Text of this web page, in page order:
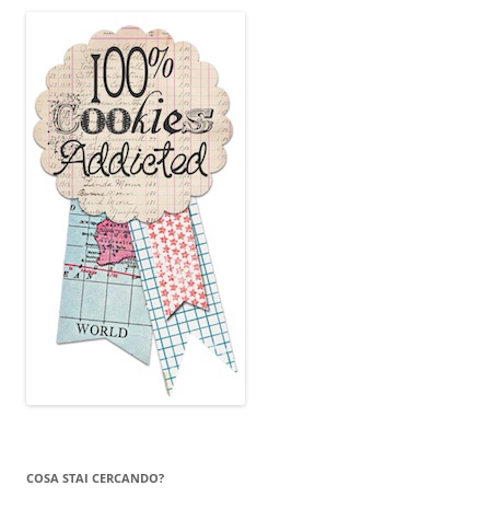
COSA STAI CERCANDO?